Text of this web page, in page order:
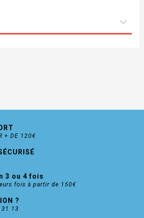
+ DE 120€
3 ou 4 fois
fois à partir de 150€
?
13